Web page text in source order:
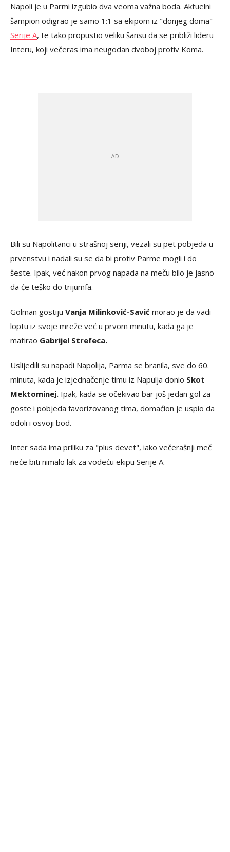
Napoli je u Parmi izgubio dva veoma važna boda. Aktuelni
šampion odigrao je samo 1:1 sa ekipom iz "donjeg doma"
Serije A, te tako propustio veliku šansu da se približi lideru
Interu, koji večeras ima neugodan dvoboj protiv Koma.
Bili su Napolitanci u strašnoj seriji, vezali su pet pobjeda u
prvenstvu i nadali su se da bi protiv Parme mogli i do
šeste. Ipak, već nakon prvog napada na meču bilo je jasno
da će teško do trijumfa.
Golman gostiju Vanja Milinković-Savić morao je da vadi
loptu iz svoje mreže već u prvom minutu, kada ga je
matirao Gabrijel Strefeca.
Uslijedili su napadi Napolija, Parma se branila, sve do 60.
minuta, kada je izjednačenje timu iz Napulja donio Skot
Mektominej. Ipak, kada se očekivao bar još jedan gol za
goste i pobjeda favorizovanog tima, domaćion je uspio da
odoli i osvoji bod.
Inter sada ima priliku za "plus devet", iako večerašnji meč
neće biti nimalo lak za vodeću ekipu Serije A.